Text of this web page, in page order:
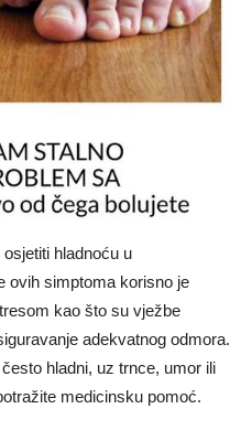
hladnoću u
ovih simptoma korisno je
kao što su vježbe
adekvatnog odmora.
hladni, uz trnce, umor ili
medicinsku pomoć.